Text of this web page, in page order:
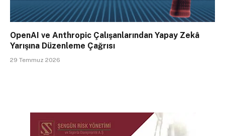
OpenAI ve Anthropic Çalışanlarından Yapay Zekâ
Yarışına Düzenleme Çağrısı
29 Temmuz 2026